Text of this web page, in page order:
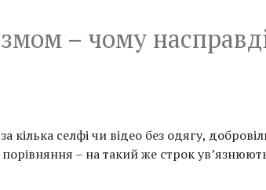
– чому
селфі чи відео без одягу,
– на такий же строк